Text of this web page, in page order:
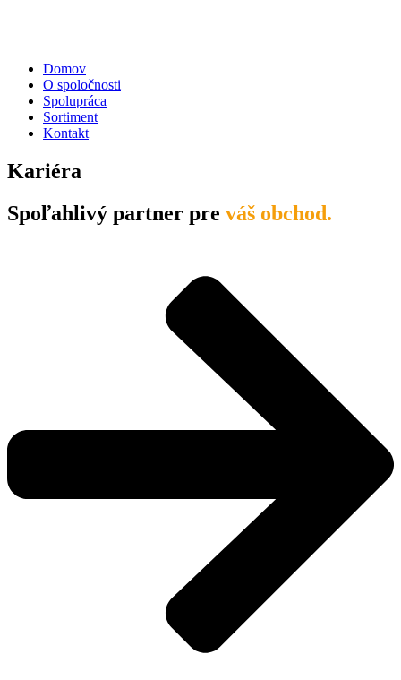
Domov
O spoločnosti
Spolupráca
Sortiment
Kontakt
Kariéra
Spoľahlivý partner pre váš obchod.